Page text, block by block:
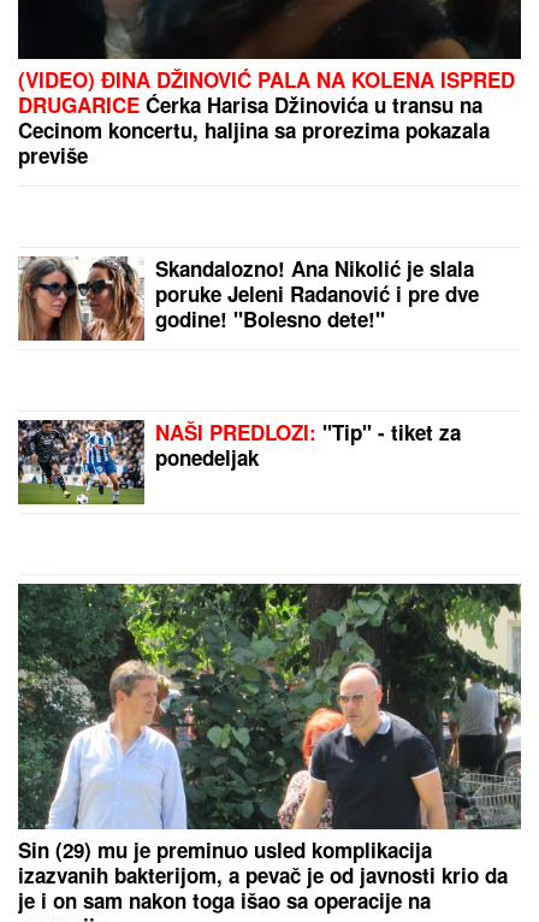
(VIDEO) ĐINA DŽINOVIĆ PALA NA KOLENA ISPRED
DRUGARICE Ćerka Harisa Džinovića u transu na
Cecinom koncertu, haljina sa prorezima pokazala
previše
Skandalozno! Ana Nikolić je slala
poruke Jeleni Radanović i pre dve
godine! "Bolesno dete!"
NAŠI PREDLOZI: "Tip" - tiket za
ponedeljak
Sin (29) mu je preminuo usled komplikacija
izazvanih bakterijom, a pevač je od javnosti krio da
je i on sam nakon toga išao sa operacije na